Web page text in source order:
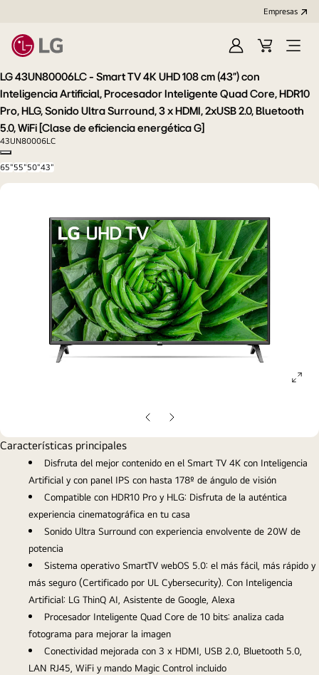
Empresas
Iniciar
Sesión
Carrito
compra
Open
LG 43UN80006LC - Smart TV 4K UHD 108 cm (43") con
Inteligencia Artificial, Procesador Inteligente Quad Core, HDR10
Pro, HLG, Sonido Ultra Surround, 3 x HDMI, 2xUSB 2.0, Bluetooth
5.0, WiFi [Clase de eficiencia energética G]
43UN80006LC
Copy model name
65"55"50"43"
Diapositiva
anterior
Diapositiva
siguiente
Características principales
Disfruta del mejor contenido en el Smart TV 4K con Inteligencia
Artificial y con panel IPS con hasta 178º de ángulo de visión
Compatible con HDR10 Pro y HLG: Disfruta de la auténtica
experiencia cinematográfica en tu casa
Sonido Ultra Surround con experiencia envolvente de 20W de
potencia
Sistema operativo SmartTV webOS 5.0: el más fácil, más rápido y
más seguro (Certificado por UL Cybersecurity). Con Inteligencia
Artificial: LG ThinQ AI, Asistente de Google, Alexa
Procesador Inteligente Quad Core de 10 bits: analiza cada
fotograma para mejorar la imagen
Conectividad mejorada con 3 x HDMI, USB 2.0, Bluetooth 5.0,
LAN RJ45, WiFi y mando Magic Control incluido